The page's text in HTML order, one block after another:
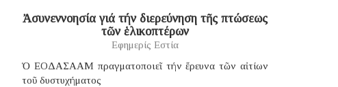
Ἀσυνεννοησία γιά τήν διερεύνηση τῆς πτώσεως
τῶν ἑλικοπτέρων
Εφημερίς Εστία
Ὁ ΕΟΔΑΣΑΑΜ πραγματοποιεῖ τήν ἔρευνα τῶν αἰτίων
τοῦ δυστυχήματος